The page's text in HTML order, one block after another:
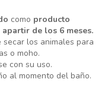
como producto
de los 6 meses.
los animales para
o moho.
con su uso.
al momento del baño.